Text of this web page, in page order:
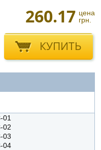
260.17 цена
грн.
КУПИТЬ
01
02
03
04